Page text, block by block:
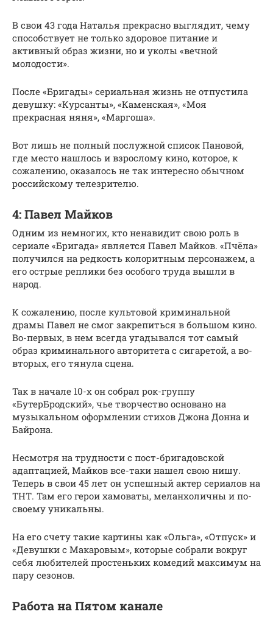
В свои 43 года Наталья прекрасно выглядит, чему
способствует не только здоровое питание и
активный образ жизни, но и уколы «вечной
молодости».
После «Бригады» сериальная жизнь не отпустила
девушку: «Курсанты», «Каменская», «Моя
прекрасная няня», «Маргоша».
Вот лишь не полный послужной список Пановой,
где место нашлось и взрослому кино, которое, к
сожалению, оказалось не так интересно обычном
российскому телезрителю.
4: Павел Майков
Одним из немногих, кто ненавидит свою роль в
сериале «Бригада» является Павел Майков. «Пчёла»
получился на редкость колоритным персонажем, а
его острые реплики без особого труда вышли в
народ.
К сожалению, после культовой криминальной
драмы Павел не смог закрепиться в большом кино.
Во-первых, в нем всегда угадывался тот самый
образ криминального авторитета с сигаретой, а во-
вторых, его тянула сцена.
Так в начале 10-х он собрал рок-группу
«БутерБродский», чье творчество основано на
музыкальном оформлении стихов Джона Донна и
Байрона.
Несмотря на трудности с пост-бригадовской
адаптацией, Майков все-таки нашел свою нишу.
Теперь в свои 45 лет он успешный актер сериалов на
ТНТ. Там его герои хамоваты, меланхоличны и по-
своему уникальны.
На его счету такие картины как «Ольга», «Отпуск» и
«Девушки с Макаровым», которые собрали вокруг
себя любителей простеньких комедий максимум на
пару сезонов.
Работа на Пятом канале